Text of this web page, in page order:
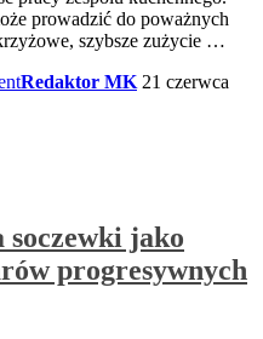
prowadzić do poważnych
szybsze zużycie …
Redaktor MK 21 czerwca
jako
progresywnych